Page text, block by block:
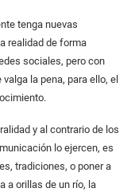
tenga nuevas
realidad de forma
sociales, pero con
la pena, para ello, el
y al contrario de los
lo ejercen, es
tradiciones, o poner a
a orillas de un río, la